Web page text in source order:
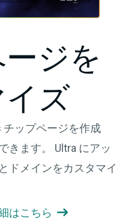
ジを
ズ
チップページを作成
きます。 Ultra にアッ
ドメインをカスタマイ
はこちら
